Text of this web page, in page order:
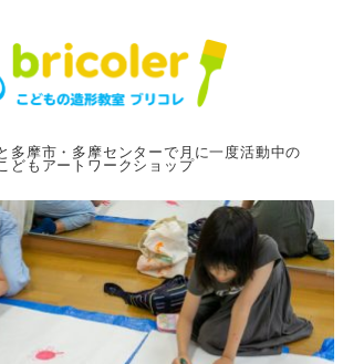
多摩市・多摩センターで月に一度活動中の
どもアートワークショップ